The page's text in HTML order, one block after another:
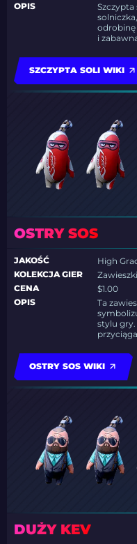
OPIS
odrobinę
i
SZCZYPTA SOLI WIKI
OSTRY SOS
JAKOŚĆ
High
KOLEKCJA GIER
CENA
$1.00
OPIS
Ta
stylu
OSTRY SOS WIKI
DUŻY KEV